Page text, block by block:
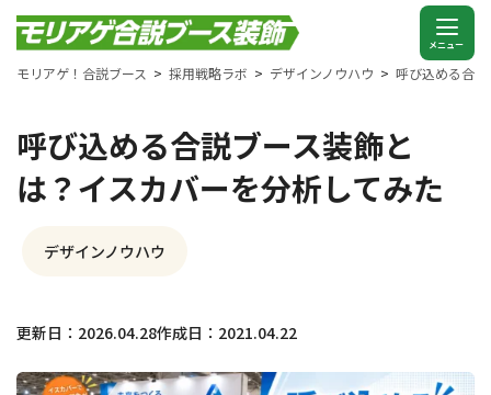
モリアゲ！合説ブース 採用戦略ラボ デザインノウハウ 呼び込める合
呼び込める合説ブース装飾と
は？イスカバーを分析してみた
デザインノウハウ
更新日：2026.04.28作成日：2021.04.22